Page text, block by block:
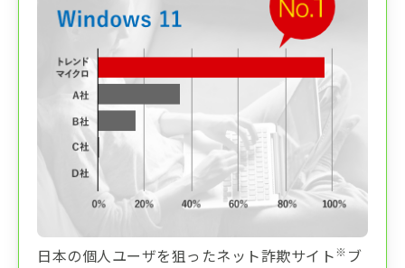
日本の個人ユーザを狙ったネット詐欺サイト※ ブ